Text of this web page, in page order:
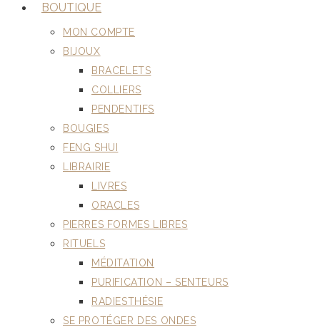
BOUTIQUE
MON COMPTE
BIJOUX
BRACELETS
COLLIERS
PENDENTIFS
BOUGIES
FENG SHUI
LIBRAIRIE
LIVRES
ORACLES
PIERRES FORMES LIBRES
RITUELS
MÉDITATION
PURIFICATION – SENTEURS
RADIESTHÉSIE
SE PROTÉGER DES ONDES